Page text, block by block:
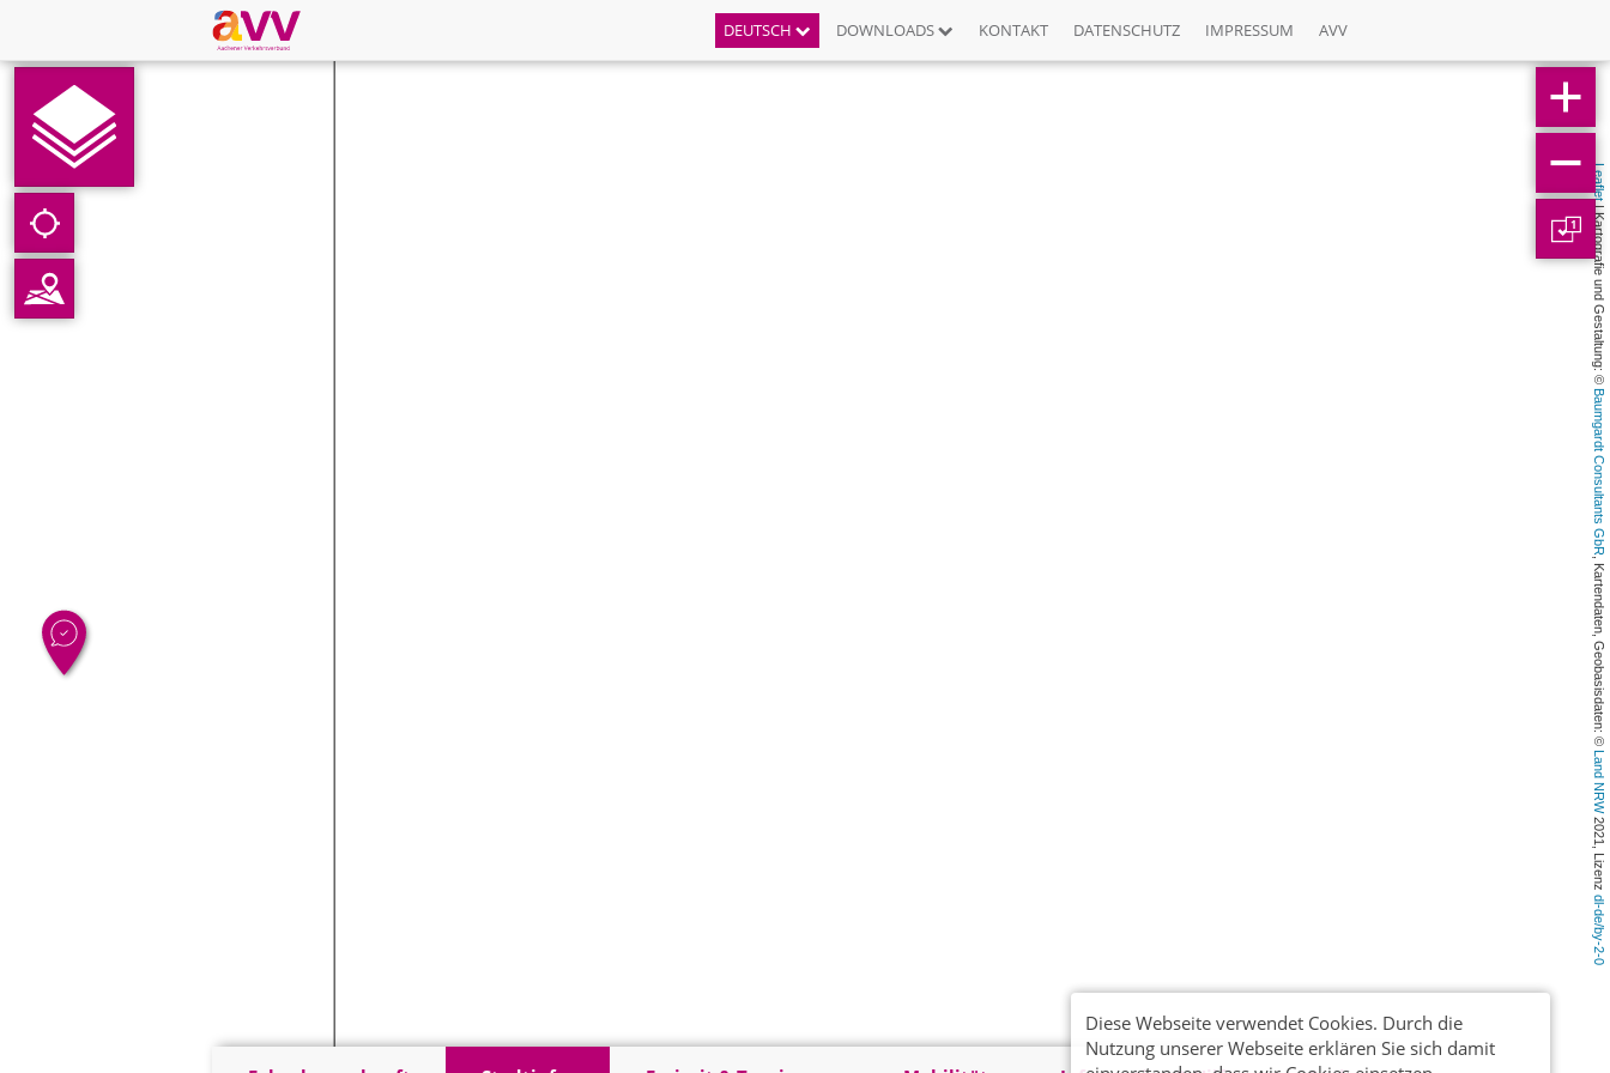
DEUTSCH DOWNLOADS KONTAKT DATENSCHUTZ IMPRESSUM AVV
Leaflet
| Kartografie und Gestaltung: ©
Baumgardt Consultants GbR
, Kartendaten, Geobasisdaten: ©
Land NRW
2021, Lizenz
dl-de/by-2-0
1
Diese Webseite verwendet Cookies. Durch die
Nutzung unserer Webseite erklären Sie sich damit